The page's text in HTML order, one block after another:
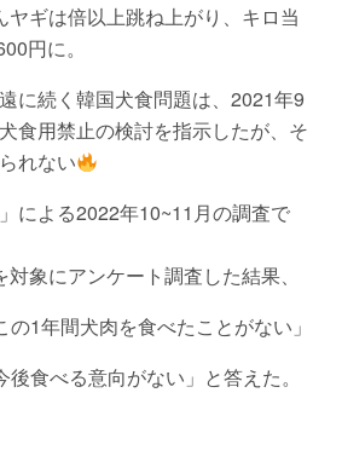
ギは倍以上跳ね上がり、キロ当
円に。
に続く韓国犬食問題は、2021年9
食用禁止の検討を指示したが、そ
れない
による2022年10~11月の調査で
象にアンケート調査した結果、
1年間犬肉を食べたことがない」
食べる意向がない」と答えた。